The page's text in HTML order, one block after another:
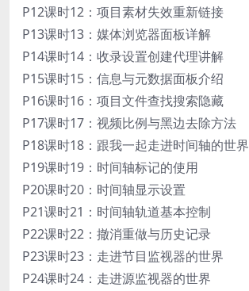
P12课时12：项目素材失效重新链接
P13课时13：媒体浏览器面板详解
P14课时14：收录设置创建代理讲解
P15课时15：信息与元数据面板介绍
P16课时16：项目文件查找搜索隐藏
P17课时17：视频比例与黑边去除方法
P18课时18：跟我一起走进时间轴的世界
P19课时19：时间轴标记的使用
P20课时20：时间轴显示设置
P21课时21：时间轴轨道基本控制
P22课时22：撤消重做与历史记录
P23课时23：走进节目监视器的世界
P24课时24：走进源监视器的世界